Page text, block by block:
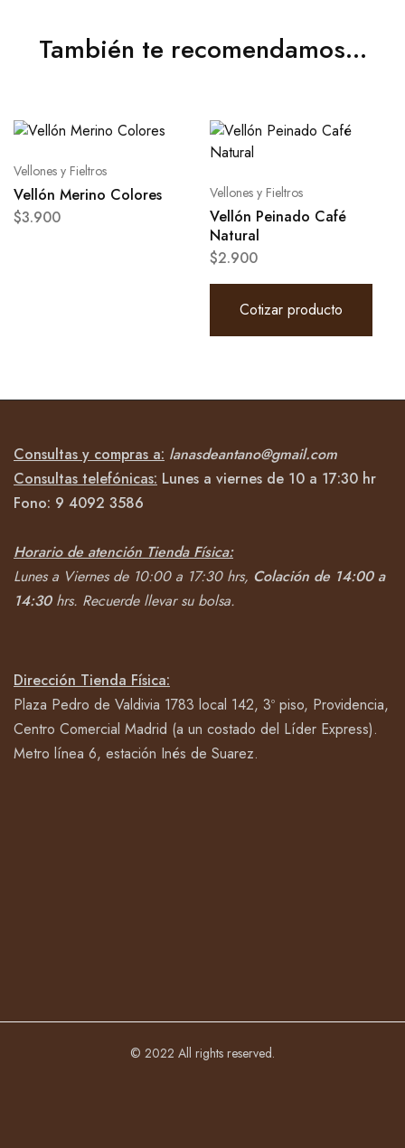
También te recomendamos…
Vellones y Fieltros
Vellón Merino Colores
$3.900
Vellones y Fieltros
Vellón Peinado Café
Natural
$2.900
Cotizar producto
Consultas y compras a: lanasdeantano@gmail.com
Consultas telefónicas: Lunes a viernes de 10 a 17:30 hr
Fono: 9 4092 3586
Horario de atención Tienda Física:
Lunes a Viernes de 10:00 a 17:30 hrs, Colación de 14:00 a
14:30hrs. Recuerde llevar su bolsa.
Dirección Tienda Física:
Plaza Pedro de Valdivia 1783 local 142, 3º piso, Providencia,
Centro Comercial Madrid (a un costado del Líder Express).
Metro línea 6, estación Inés de Suarez.
© 2022 All rights reserved.